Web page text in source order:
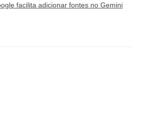
facilita adicionar fontes no Gemini